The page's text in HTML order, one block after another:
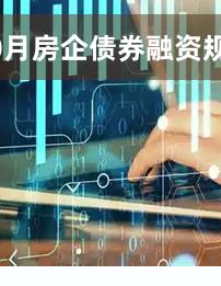
184.96 1.31%